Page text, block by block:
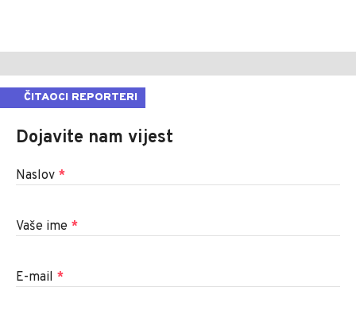
ČITAOCI REPORTERI
Dojavite nam vijest
Naslov *
Vaše ime *
E-mail *